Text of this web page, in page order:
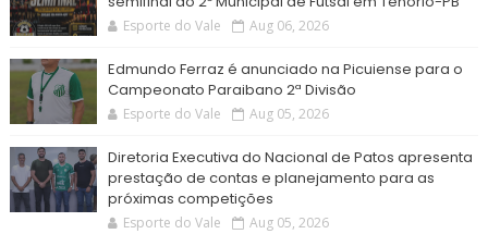
Esporte do Vale Aug 06, 2026
Edmundo Ferraz é anunciado na Picuiense para o
Campeonato Paraibano 2ª Divisão
Esporte do Vale Aug 05, 2026
Diretoria Executiva do Nacional de Patos apresenta
prestação de contas e planejamento para as
próximas competições
Esporte do Vale Aug 05, 2026